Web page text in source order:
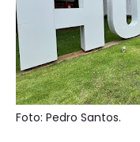
Foto: Pedro Santos.